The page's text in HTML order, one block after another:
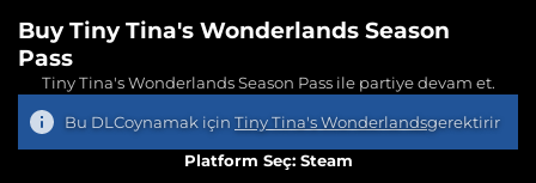
Buy Tiny Tina's Wonderlands Season
Pass
Tiny Tina's Wonderlands Season Pass ile partiye devam et.
Bu DLCoynamak için Tiny Tina's Wonderlandsgerektirir
Platform Seç: Steam